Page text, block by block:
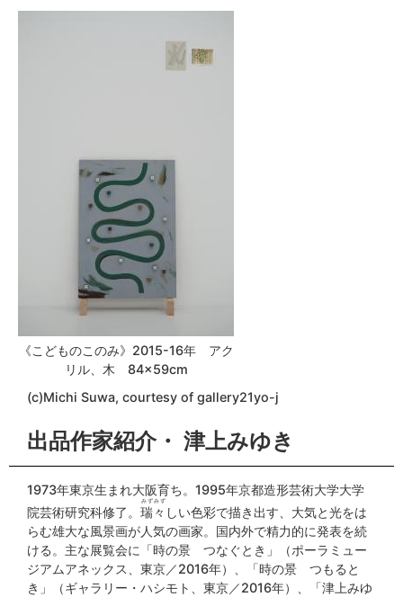
《こどものこのみ》2015-16年 アク
リル、木 84×59cm
(c)Michi Suwa, courtesy of gallery21yo-j
出品作家紹介・ 津上みゆき
1973年東京生まれ大阪育ち。1995年京都造形芸術大学大学
院芸術研究科修了。 瑞々
みずみず
しい色彩で描き出す、大気と光をは
らむ雄大な風景画が人気の画家。国内外で精力的に発表を続
ける。主な展覧会に「時の景 つなぐとき」（ポーラミュー
ジアムアネックス、東京／2016年）、「時の景 つもると
き」（ギャラリー・ハシモト、東京／2016年）、「津上みゆ